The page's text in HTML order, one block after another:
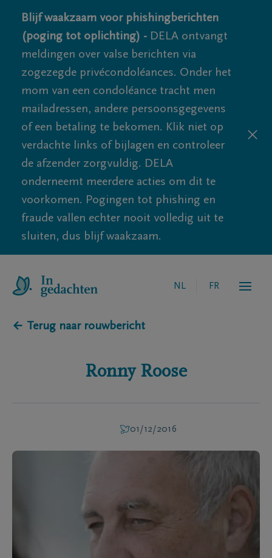
Blijf waakzaam voor phishingberichten
(poging tot oplichting) - DELA ontvangt
meldingen over valse berichten via
zogezegde privécondoléances. Onder het
mom van een condoléance tracht men
mailadressen, andere persoonsgegevens
of een betaling te bekomen. Klik niet op
verdachte links of bijlagen en controleer
de afzender zorgvuldig. DELA
onderneemt meerdere acties om dit te
voorkomen. Pogingen tot phishing en
fraude vallen echter nooit volledig uit te
sluiten, dus blijf waakzaam.
NL FR
← Terug naar rouwbericht
Ronny Roose
01/12/2016